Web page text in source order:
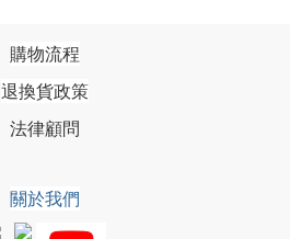
購物流程
退換貨政策
法律顧問
關於我們